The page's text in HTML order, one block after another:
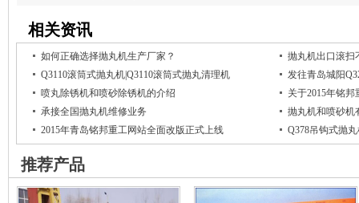
相关资讯
如何正确选择抛丸机生产厂家？
抛丸机出口滚
Q3110滚筒式抛丸机|Q3110滚筒式抛丸清理机
发往青岛城阳
喷丸除锈机和喷砂除锈机的介绍
关于2015年铭
承接全国抛丸机维修业务
抛丸机和喷砂机
2015年青岛铭邦重工网站全面改版正式上线
Q378吊钩式抛
推荐产品